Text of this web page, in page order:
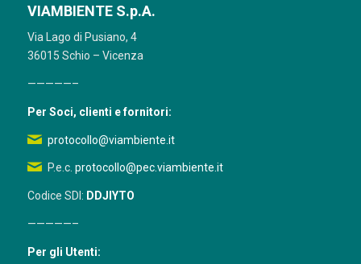
VIAMBIENTE S.p.A.
Via Lago di Pusiano, 4
36015 Schio – Vicenza
—————–
Per Soci, clienti e fornitori:
protocollo@viambiente.it
P.e.c. protocollo@pec.viambiente.it
Codice SDI: DDJIYTO
—————–
Per gli Utenti: